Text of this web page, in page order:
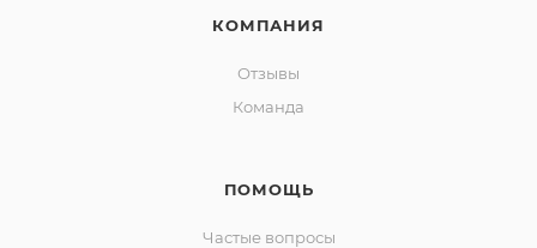
КОМПАНИЯ
Отзывы
Команда
ПОМОЩЬ
Частые вопросы